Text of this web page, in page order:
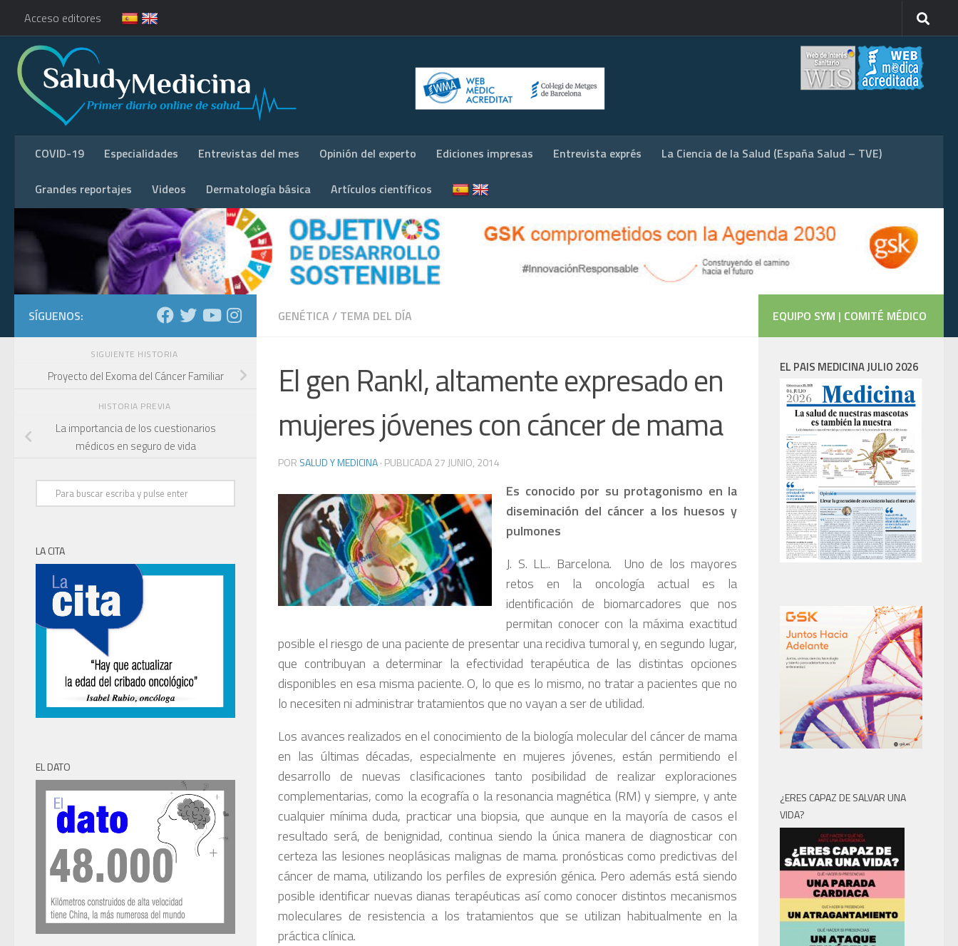
Acceso editores
COVID-19 Especialidades Entrevistas del mes Opinión del experto Ediciones impresas Entrevista exprés La Ciencia de la Salud (España Salud – TVE)
Grandes reportajes Videos Dermatología básica Artículos científicos
GENÉTICA / TEMA DEL DÍA
El gen Rankl, altamente expresado en
mujeres jóvenes con cáncer de mama
POR SALUD Y MEDICINA· PUBLICADA27 JUNIO, 2014
Es conocido por su protagonismo en la
diseminación del cáncer a los huesos y
pulmones
J. S. LL.. Barcelona. Uno de los mayores
retos en la oncología actual es la
identificación de biomarcadores que nos
permitan conocer con la máxima exactitud
posible el riesgo de una paciente de presentar una recidiva tumoral y, en segundo lugar,
que contribuyan a determinar la efectividad terapéutica de las distintas opciones
disponibles en esa misma paciente. O, lo que es lo mismo, no tratar a pacientes que no
lo necesiten ni administrar tratamientos que no vayan a ser de utilidad.
Los avances realizados en el conocimiento de la biología molecular del cáncer de mama
en las últimas décadas, especialmente en mujeres jóvenes, están permitiendo el
desarrollo de nuevas clasificaciones tanto posibilidad de realizar exploraciones
complementarias, como la ecografía o la resonancia magnética (RM) y siempre, y ante
cualquier mínima duda, practicar una biopsia, que aunque en la mayoría de casos el
resultado será, de benignidad, continua siendo la única manera de diagnosticar con
certeza las lesiones neoplásicas malignas de mama. pronósticas como predictivas del
cáncer de mama, utilizando los perfiles de expresión génica. Pero además está siendo
posible identificar nuevas dianas terapéuticas así como conocer distintos mecanismos
moleculares de resistencia a los tratamientos que se utilizan habitualmente en la
práctica clínica.
SÍGUENOS:
SIGUIENTE HISTORIA
Proyecto del Exoma del Cáncer Familiar
HISTORIA PREVIA
La importancia de los cuestionarios
médicos en seguro de vida
LA CITA
EL DATO
EQUIPO SYM | COMITÉ MÉDICO
EL PAIS MEDICINA JULIO 2026
¿ERES CAPAZ DE SALVAR UNA
VIDA?